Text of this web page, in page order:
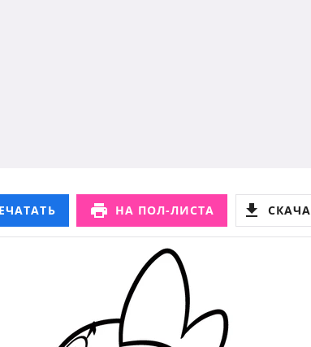
НА ПОЛ-ЛИСТА